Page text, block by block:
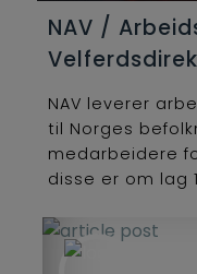
NAV /
NAV leverer
til Norges
medarbeidere
disse er om lag
er tilsatt i
arbeider